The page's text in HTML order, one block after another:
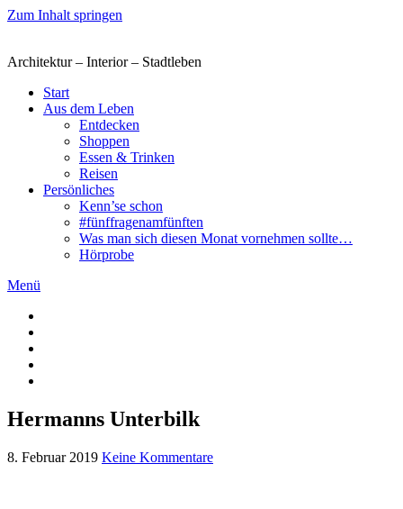
Zum Inhalt springen
Architektur – Interior – Stadtleben
Start
Aus dem Leben
Entdecken
Shoppen
Essen & Trinken
Reisen
Persönliches
Kenn’se schon
#fünffragenamfünften
Was man sich diesen Monat vornehmen sollte…
Hörprobe
Menü
Hermanns Unterbilk
8. Februar 2019 Keine Kommentare